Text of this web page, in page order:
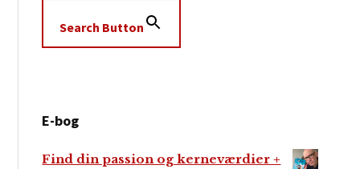
Search Button
E-bog
Find din passion og kerneværdier +